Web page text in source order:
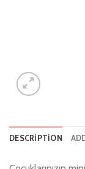
DESCRIPTION